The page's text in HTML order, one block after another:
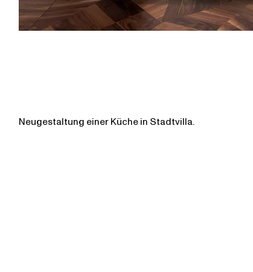
Neugestaltung einer Küche in Stadtvilla.